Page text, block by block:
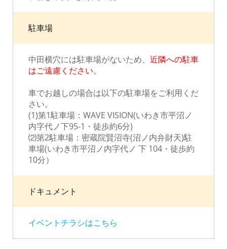
駐車場
中田横穴には駐車場がないため、 近隣への駐車
はご遠慮ください。
車でお越しの場合は以下の駐車場をご利用くだ
さい。
(1)第1駐車場：WAVE VISION(いわき市平沼ノ
内字代ノ下95-1・徒歩約6分)
⑵第2駐車場：密蔵院賢沼寺(沼ノ内弁財天)駐
車場(いわき市平沼ノ内字代ノ 下 104・徒歩約
10分）
ドキュメント
イベントチラシはこちら